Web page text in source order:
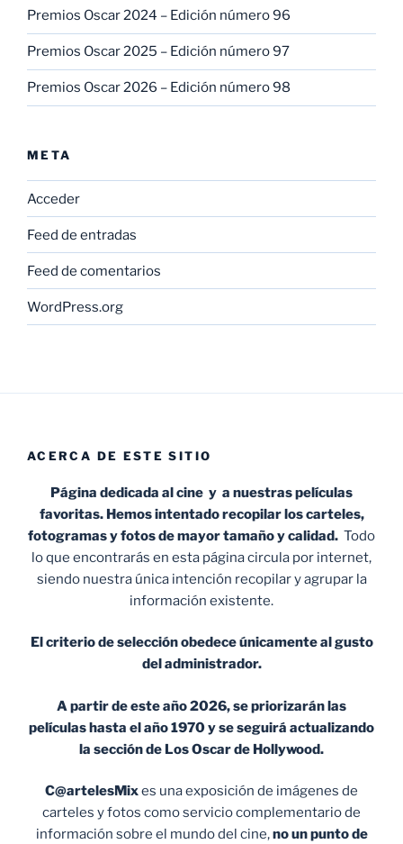
Premios Oscar 2024 – Edición número 96
Premios Oscar 2025 – Edición número 97
Premios Oscar 2026 – Edición número 98
META
Acceder
Feed de entradas
Feed de comentarios
WordPress.org
ACERCA DE ESTE SITIO
Página dedicada al cine y a nuestras películas
favoritas. Hemos intentado recopilar los carteles,
fotogramas y fotos de mayor tamaño y calidad. Todo
lo que encontrarás en esta página circula por internet,
siendo nuestra única intención recopilar y agrupar la
información existente.
El criterio de selección obedece únicamente al gusto
del administrador.
A partir de este año 2026, se priorizarán las
películas hasta el año 1970 y se seguirá actualizando
la sección de Los Oscar de Hollywood.
C@artelesMixes una exposición de imágenes de
carteles y fotos como servicio complementario de
información sobre el mundo del cine,no un punto de